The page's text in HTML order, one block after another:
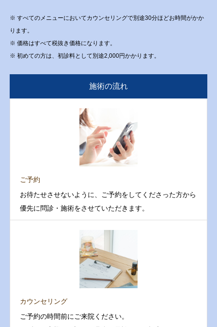
※ すべてのメニューにおいてカウンセリングで別途30分ほどお時間がかか
ります。
※ 価格はすべて税抜き価格になります。
※ 初めての方は、初診料として別途2,000円かかります。
施術の流れ
ご予約
お待たせさせないように、ご予約をしてくださった方から
優先に問診・施術をさせていただきます。
カウンセリング
ご予約の時間前にご来院ください。